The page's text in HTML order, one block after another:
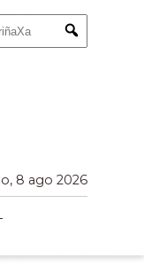
Submit
8 ago 2026